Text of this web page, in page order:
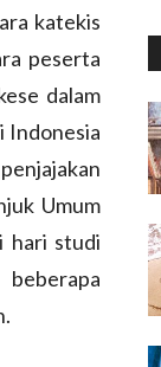
katekis
peserta
dalam
Indonesia
Umum
hari studi